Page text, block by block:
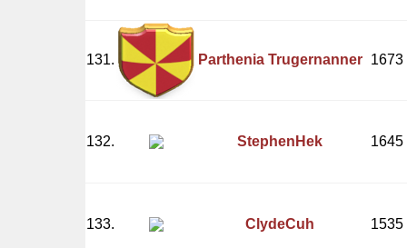
131. Parthenia Trugernanner 1673
132. StephenHek 1645
133. ClydeCuh 1535